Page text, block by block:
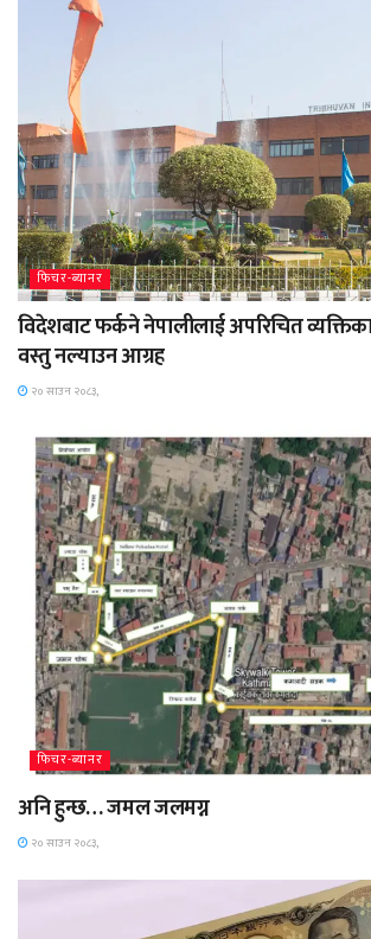
फिचर-ब्यानर
विदेशबाट फर्कने नेपालीलाई अपरिचित
वस्तु नल्याउन आग्रह
२० साउन २०८३,
फिचर-ब्यानर
अनि हुन्छ… जमल जलमग्न
२० साउन २०८३,